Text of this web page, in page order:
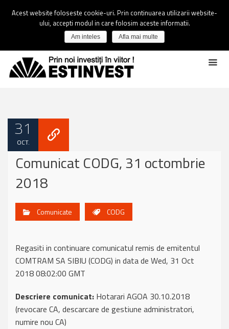
31
OCT.
Comunicat CODG, 31 octombrie
2018
Comunicate CODG
Regasiti in continuare comunicatul remis de emitentul
COMTRAM SA SIBIU (CODG) in data de Wed, 31 Oct
2018 08:02:00 GMT
Descriere comunicat: Hotarari AGOA 30.10.2018
(revocare CA, descarcare de gestiune administratori,
numire nou CA)
Acest website foloseste cookie-uri. Prin continuarea utilizarii website-
ului, accepti modul in care folosim aceste informatii.
Am inteles Afla mai multe